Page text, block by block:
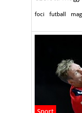
foci futball